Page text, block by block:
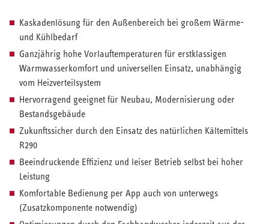
Wärmepumpe
Puffer- und Trinkwarmwasserspeicher
Regelung / Energiemanagement
Kaskadenlösung für den Außenbereich bei großem Wärme-
und Kühlbedarf
Ganzjährig hohe Vorlauftemperaturen für erstklassigen
Warmwasserkomfort und universellen Einsatz, unabhängig
vom Heizverteilsystem
Hervorragend geeignet für Neubau, Modernisierung oder
Bestandsgebäude
Zukunftssicher durch den Einsatz des natürlichen Kältemittels
R290
Beeindruckende Effizienz und leiser Betrieb selbst bei hoher
Leistung
Komfortable Bedienung per App auch von unterwegs
(Zusatzkomponente notwendig)